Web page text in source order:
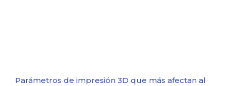
Parámetros de impresión 3D que más afectan al